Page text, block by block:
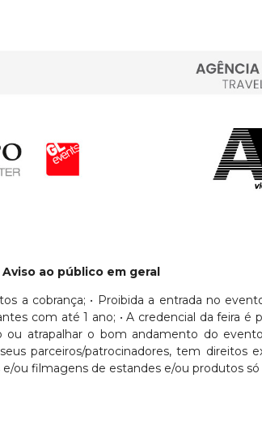
Aviso ao público em geral
a cobrança; • Proibida a entrada no
com até 1 ano; • A credencial da feira é
atrapalhar o bom andamento do
parceiros/patrocinadores, tem direitos
ou filmagens de estandes e/ou produtos